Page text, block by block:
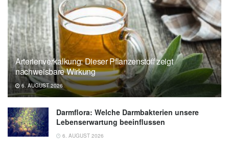
Arterienverkalkung: Dieser Pflanzenstoff zeigt
nachweisbare Wirkung
6. AUGUST 2026
Darmflora: Welche Darmbakterien unsere
Lebenserwartung beeinflussen
6. AUGUST 2026